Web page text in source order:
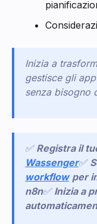
Inizia a
gestisce gli
senza bisogno
✅ Registra il
Wassenger✅
workflow per
n8n✅ Inizia a